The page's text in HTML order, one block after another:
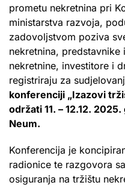
prometu nekretnina pri
ministarstva razvoja,
zadovoljstvom poziva
nekretnina, predstavnike
nekretnine, investitore i
registriraju za
konferenciji „Izazovi
održati 11. – 12.12.
Neum.
Konferencija je
radionice te razgovora
osiguranja na tržištu